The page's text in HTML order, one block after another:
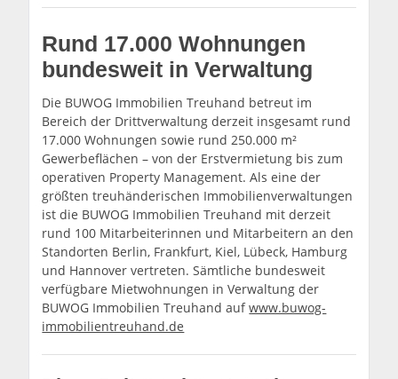
Rund 17.000 Wohnungen
bundesweit in Verwaltung
Die BUWOG Immobilien Treuhand betreut im
Bereich der Drittverwaltung derzeit insgesamt rund
17.000 Wohnungen sowie rund 250.000 m²
Gewerbeflächen – von der Erstvermietung bis zum
operativen Property Management. Als eine der
größten treuhänderischen Immobilienverwaltungen
ist die BUWOG Immobilien Treuhand mit derzeit
rund 100 Mitarbeiterinnen und Mitarbeitern an den
Standorten Berlin, Frankfurt, Kiel, Lübeck, Hamburg
und Hannover vertreten. Sämtliche bundesweit
verfügbare Mietwohnungen in Verwaltung der
BUWOG Immobilien Treuhand aufwww.buwog-
immobilientreuhand.de